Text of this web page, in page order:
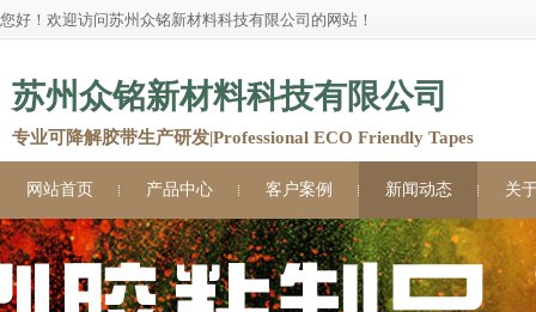
您好！欢迎访问苏州众铭新材料科技有限公司的网站！
苏州众铭新材料科技有限公司
专业可降解胶带生产研发|Professional ECO Friendly Tapes
网站首页 产品中心 客户案例 新闻动态 关